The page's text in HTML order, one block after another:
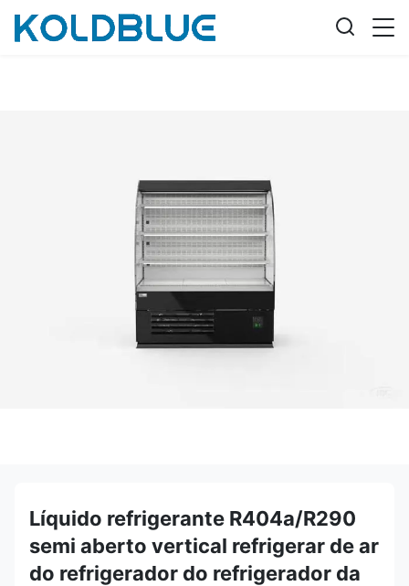
Líquido refrigerante R404a/R290
semi aberto vertical refrigerar de ar
do refrigerador do refrigerador da